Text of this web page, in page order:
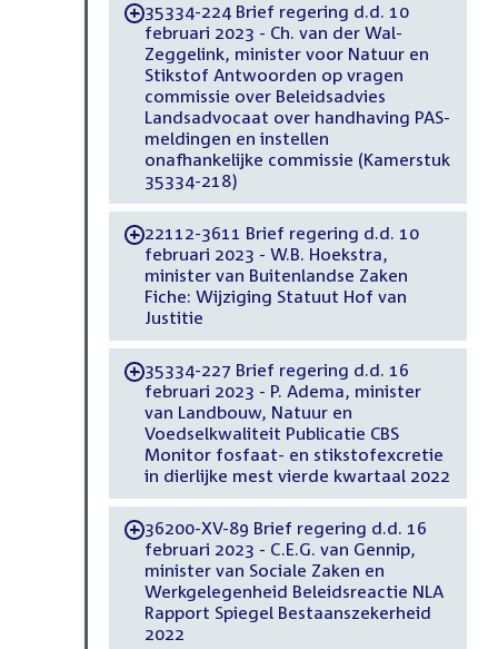
-35334-224 Brief regering d.d. 10
februari 2023 - Ch. van der Wal-
Zeggelink, minister voor Natuur en
Stikstof Antwoorden op vragen
commissie over Beleidsadvies
Landsadvocaat over handhaving PAS-
meldingen en instellen
onafhankelijke commissie (Kamerstuk
35334-218)
-22112-3611 Brief regering d.d. 10
februari 2023 - W.B. Hoekstra,
minister van Buitenlandse Zaken
Fiche: Wijziging Statuut Hof van
Justitie
-35334-227 Brief regering d.d. 16
februari 2023 - P. Adema, minister
van Landbouw, Natuur en
Voedselkwaliteit Publicatie CBS
Monitor fosfaat- en stikstofexcretie
in dierlijke mest vierde kwartaal 2022
-36200-XV-89 Brief regering d.d. 16
februari 2023 - C.E.G. van Gennip,
minister van Sociale Zaken en
Werkgelegenheid Beleidsreactie NLA
Rapport Spiegel Bestaanszekerheid
2022